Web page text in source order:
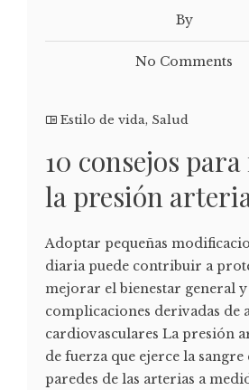
By
No Comments
Estilo de vida, Salud
10 consejos
la presión
Adoptar pequeñas
diaria puede contribuir a
mejorar el bienestar general
complicaciones derivadas de
cardiovasculares La presión
de fuerza que ejerce la sangre
paredes de las arterias a